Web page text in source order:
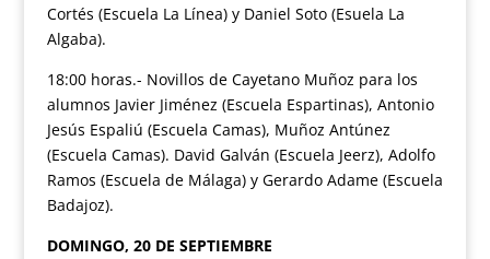
Cortés (Escuela La Línea) y Daniel Soto (Esuela La
Algaba).
18:00 horas.- Novillos de Cayetano Muñoz para los
alumnos Javier Jiménez (Escuela Espartinas), Antonio
Jesús Espaliú (Escuela Camas), Muñoz Antúnez
(Escuela Camas). David Galván (Escuela Jeerz), Adolfo
Ramos (Escuela de Málaga) y Gerardo Adame (Escuela
Badajoz).
DOMINGO, 20 DE SEPTIEMBRE